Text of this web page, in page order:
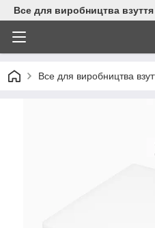
Все для виробництва взуття
Все для виробництва